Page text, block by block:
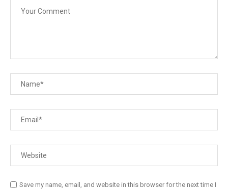
Save my name, email, and website in this browser for the next time I